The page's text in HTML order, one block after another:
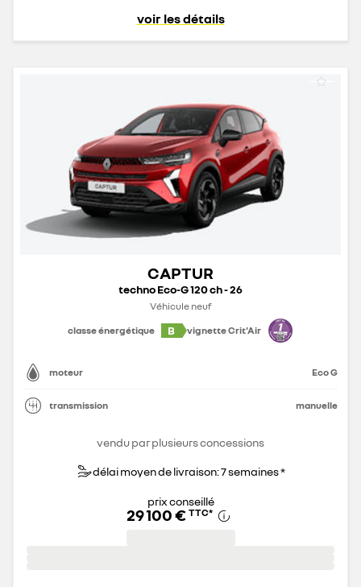
voir les détails
CAPTUR
techno Eco-G 120 ch - 26
Véhicule neuf
classe énergétique
B vignette Crit'Air
moteur Eco G
transmission manuelle
vendu par plusieurs concessions
délai moyen de livraison: 7 semaines *
prix conseillé
29 100 € TTC*